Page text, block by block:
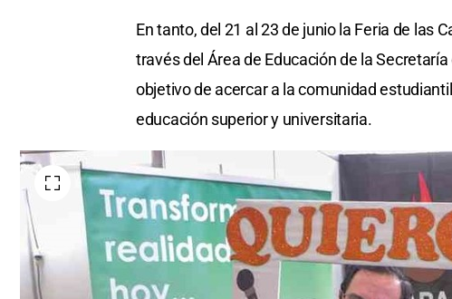
En tanto, del 21 al 23 de junio la Feria de las
través del Área de Educación de la
objetivo de acercar a la comunidad
educación superior y universitaria.